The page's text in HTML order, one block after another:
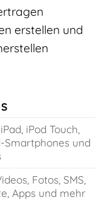
erstellen und
iPod Touch,
Smartphones und
Fotos, SMS,
Apps und mehr